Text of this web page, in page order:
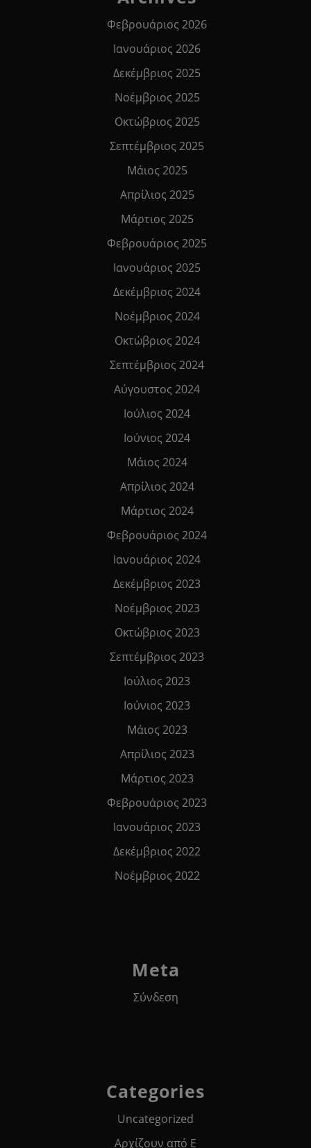
Φεβρουάριος 2026
Ιανουάριος 2026
Δεκέμβριος 2025
Νοέμβριος 2025
Οκτώβριος 2025
Σεπτέμβριος 2025
Μάιος 2025
Απρίλιος 2025
Μάρτιος 2025
Φεβρουάριος 2025
Ιανουάριος 2025
Δεκέμβριος 2024
Νοέμβριος 2024
Οκτώβριος 2024
Σεπτέμβριος 2024
Αύγουστος 2024
Ιούλιος 2024
Ιούνιος 2024
Μάιος 2024
Απρίλιος 2024
Μάρτιος 2024
Φεβρουάριος 2024
Ιανουάριος 2024
Δεκέμβριος 2023
Νοέμβριος 2023
Οκτώβριος 2023
Σεπτέμβριος 2023
Ιούλιος 2023
Ιούνιος 2023
Μάιος 2023
Απρίλιος 2023
Μάρτιος 2023
Φεβρουάριος 2023
Ιανουάριος 2023
Δεκέμβριος 2022
Νοέμβριος 2022
Meta
Σύνδεση
Categories
Uncategorized
Αρχίζουν από Ε